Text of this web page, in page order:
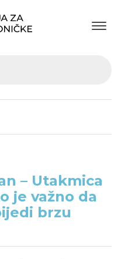
– Utakmica
je važno da
brzu